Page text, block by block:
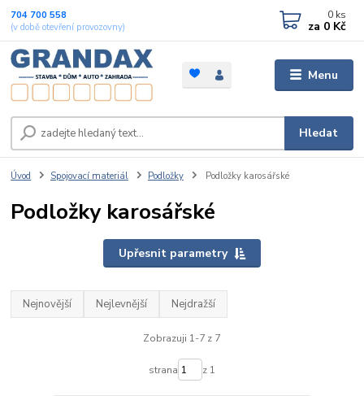
Menu
Hledat
704 700 558
(v době otevření provozovny)
0 ks
za 0 Kč
Úvod Spojovací materiál Podložky Podložky karosářské
Podložky karosářské
Upřesnit parametry
Nejnovější Nejlevnější Nejdražší
Zobrazuji 1-7 z 7
strana z 1